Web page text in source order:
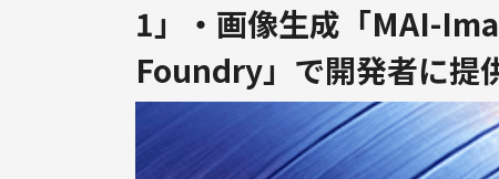
1」・画像生成「MAI-
Foundry」で開発者に提